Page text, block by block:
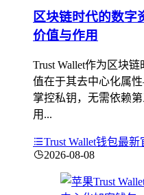
区块链时代的数字
价值与作用
Trust Wallet作为区块
值在于其去中心化属
掌控私钥，无需依赖
用...
Trust Wallet钱包最
2026-08-08